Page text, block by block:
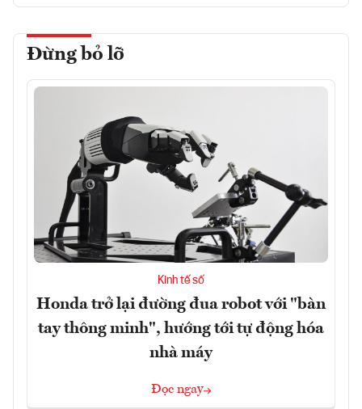
Đừng bỏ lỡ
Kinh tế số
Honda trở lại đường đua robot với "bàn
tay thông minh", hướng tới tự động hóa
nhà máy
Đọc ngay